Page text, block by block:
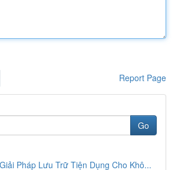
Report Page
Go
Pháp Lưu Trữ Tiện Dụng Cho Khô...